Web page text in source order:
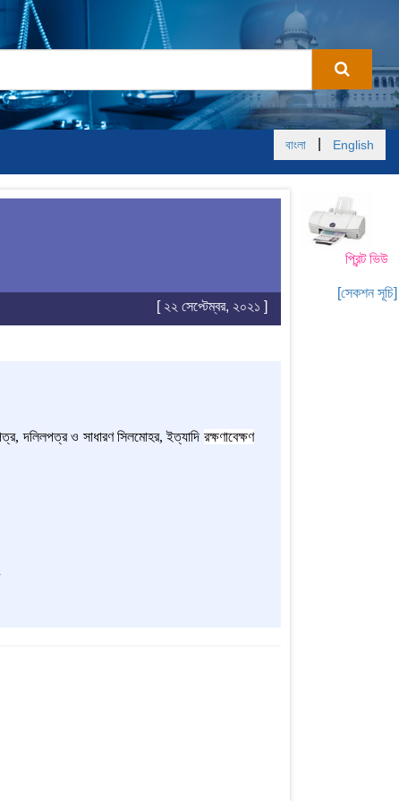
বাংলা English
প্রিন্ট ভিউ
[সেকশন সূচি]
[ ২২ সেপ্টেম্বর, ২০২১ ]
দলিলপত্র ও সাধারণ সিলমোহর, ইত্যাদি রক্ষণাবেক্ষণ